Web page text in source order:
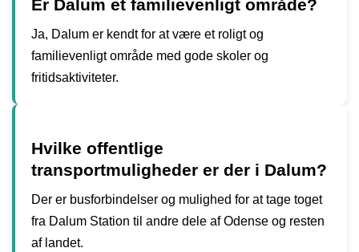
Er Dalum et familievenligt område?
Ja, Dalum er kendt for at være et roligt og
familievenligt område med gode skoler og
fritidsaktiviteter.
Hvilke offentlige
transportmuligheder er der i Dalum?
Der er busforbindelser og mulighed for at tage toget
fra Dalum Station til andre dele af Odense og resten
af landet.